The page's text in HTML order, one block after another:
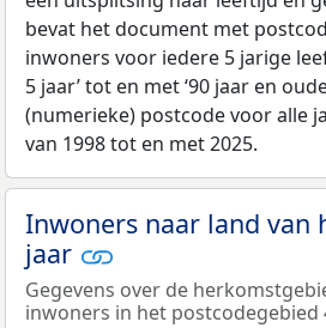
bevat het document met
inwoners voor iedere 5 jarige
5 jaar’ tot en met ‘90 jaar en
(numerieke) postcode voor alle
van 1998 tot en met 2025.
Inwoners naar land van
jaar
Gegevens over de
inwoners in het postcodegebied